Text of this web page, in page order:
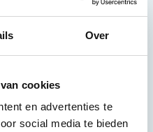
Over
cookies
en advertenties te
social media te bieden